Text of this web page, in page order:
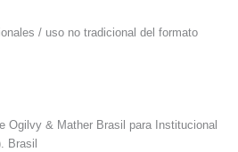
/ uso no tradicional del formato
Ogilvy & Mather Brasil para Institucional
Brasil